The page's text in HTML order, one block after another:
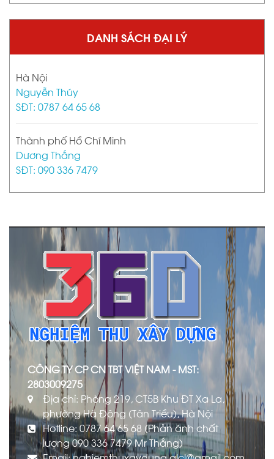
DANH SÁCH ĐẠI LÝ
Hà Nội
Nguyễn Thúy
SĐT: 0787 64 65 68
Thành phố Hồ Chí Minh
Dương Thắng
SĐT: 090 336 7479
CÔNG TY CP CN TBT VIỆT NAM - MST:
2803009275
Địa chỉ: Phòng 219, CT5B Khu ĐT Xa La,
phường Hà Đông (Tân Triều), Hà Nội
Hotline: 0787 64 65 68 (Phản ánh chất
lượng 090 336 7479 Mr Thắng)